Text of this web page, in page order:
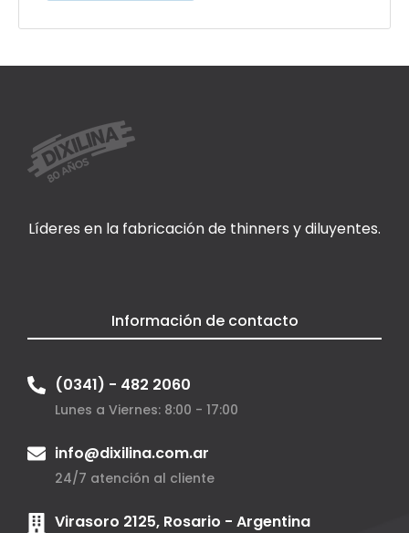
Líderes en la fabricación de thinners y diluyentes.
Información de contacto
(0341) - 482 2060
Lunes a Viernes: 8:00 - 17:00
info@dixilina.com.ar
24/7 atención al cliente
Virasoro 2125, Rosario - Argentina